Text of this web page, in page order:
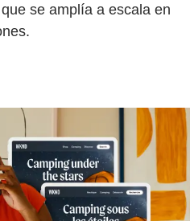
se amplía a escala en